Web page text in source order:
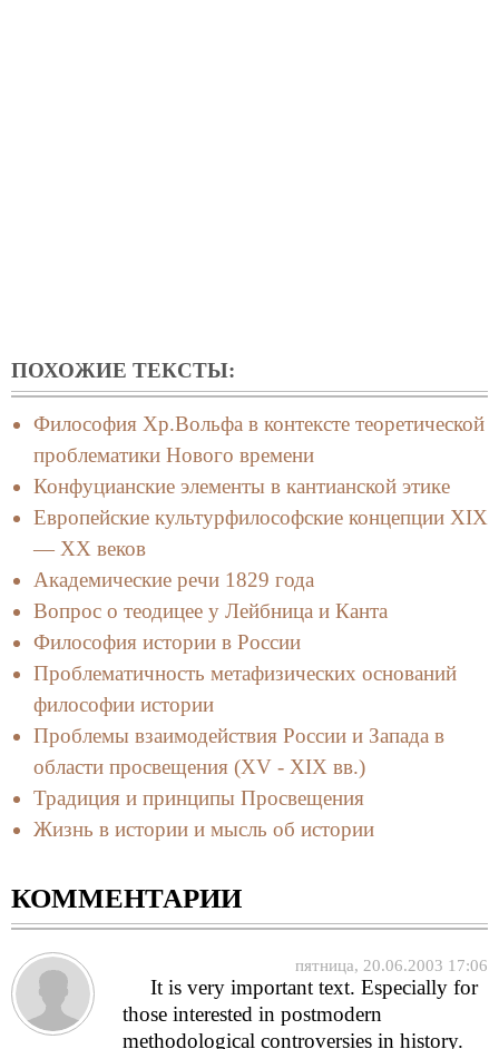
ПОХОЖИЕ ТЕКСТЫ:
Философия Хр.Вольфа в контексте теоретической
проблематики Нового времени
Конфуцианские элементы в кантианской этике
Европейские культурфилософские концепции XIX
— XX веков
Академические речи 1829 года
Вопрос о теодицее у Лейбница и Канта
Философия истории в России
Проблематичность метафизических оснований
философии истории
Проблемы взаимодействия России и Запада в
области просвещения (XV - XIX вв.)
Традиция и принципы Просвещения
Жизнь в истории и мысль об истории
КОММЕНТАРИИ
пятница, 20.06.2003 17:06
It is very important text. Especially for
those interested in postmodern
methodological controversies in history.